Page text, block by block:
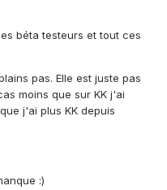
béta testeurs et tout ces
pas. Elle est juste pas
moins que sur KK j'ai
j'ai plus KK depuis
:)